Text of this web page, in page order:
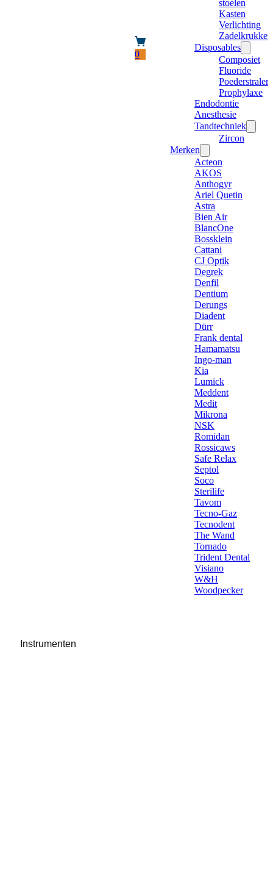
0
stoelen
Kasten
Verlichting
Zadelkrukken
Disposables
Composiet
Fluoride
Poederstraler
Prophylaxe
Endodontie
Anesthesie
Tandtechniek
Zircon
Merken
Acteon
AKOS
Anthogyr
Ariel Quetin
Astra
Bien Air
BlancOne
Bossklein
Cattani
CJ Optik
Degrek
Denfil
Dentium
Derungs
Diadent
Dürr
Frank dental
Hamamatsu
Ingo-man
Kia
Lumick
Meddent
Medit
Mikrona
NSK
Romidan
Rossicaws
Safe Relax
Septol
Soco
Sterilife
Tavom
Tecno-Gaz
Tecnodent
The Wand
Tornado
Trident Dental
Visiano
W&H
Woodpecker
Instrumenten